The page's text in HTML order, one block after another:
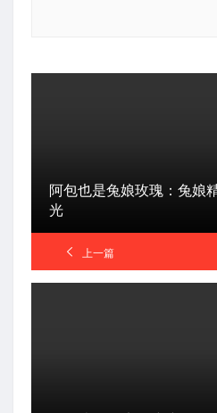
阿包也是兔娘玫瑰：兔娘
光
上一篇